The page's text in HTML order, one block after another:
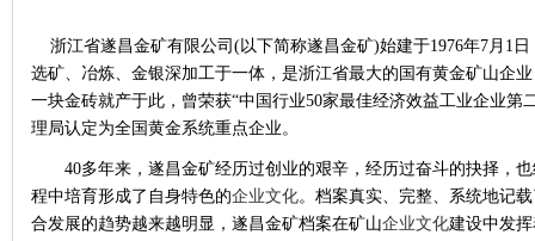
浙江省遂昌金矿有限公司 (以下简称遂昌金矿)始建于1976年7月1
选矿、冶炼、金银深加工于一体，是浙江省最大的国有黄金矿山企
一块金砖就产于此，曾荣获“中国行业50家最佳经济效益工业企业第
理局认定为全国黄金系统重点企业。
40多年来，遂昌金矿经历过创业的艰辛，经历过奋斗的抉择，
程中培育形成了自身特色的企业文化。档案真实、完整、系统地记
合发展的趋势越来越明显，遂昌金矿档案在矿山企业文化建设中发